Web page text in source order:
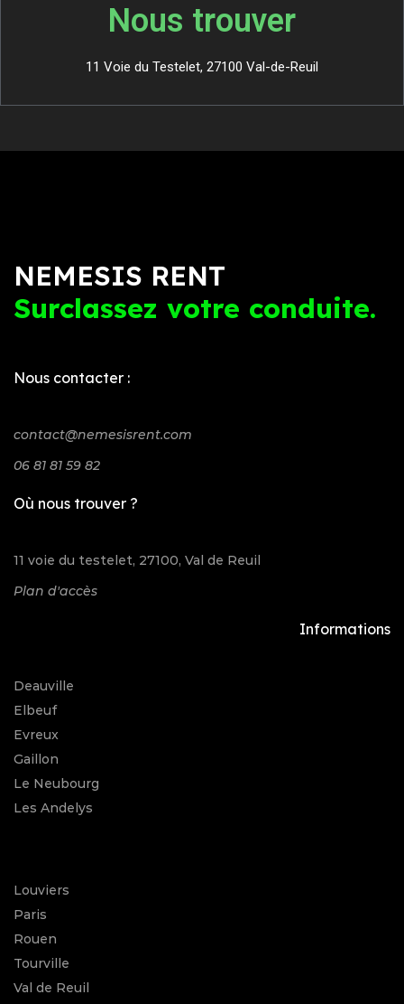
Nous trouver
11 Voie du Testelet, 27100 Val-de-Reuil
NEMESIS RENT
Surclassez votre conduite.
Nous contacter :
contact@nemesisrent.com
06 81 81 59 82
Où nous trouver ?
11 voie du testelet, 27100, Val de Reuil
Plan d'accès
Informations
Deauville
Elbeuf
Evreux
Gaillon
Le Neubourg
Les Andelys
Louviers
Paris
Rouen
Tourville
Val de Reuil